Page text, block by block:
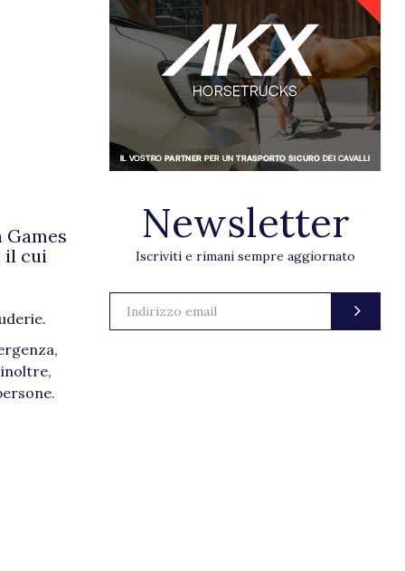
il cui
Newsletter
Iscriviti e rimani sempre aggiornato